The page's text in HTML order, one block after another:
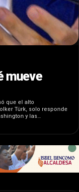
mueve
que el alto
Türk, solo responde
y las…